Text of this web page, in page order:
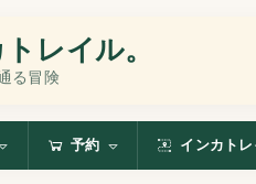
レイル。
る冒険
予約 インカト